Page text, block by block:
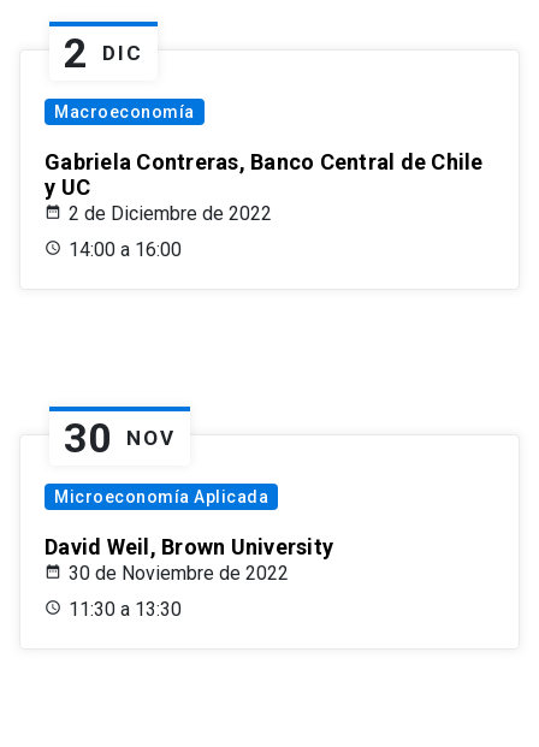
2 DIC
Macroeconomía
Gabriela Contreras, Banco Central de Chile
y UC
2 de Diciembre de 2022
14:00 a 16:00
30 NOV
Microeconomía Aplicada
David Weil, Brown University
30 de Noviembre de 2022
11:30 a 13:30